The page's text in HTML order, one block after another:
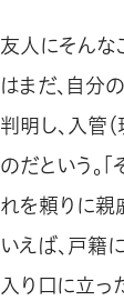
友人にそんな
はまだ、自分
判明し、入管
のだという。
れを頼りに親
いえば、戸籍
入り口に立っ